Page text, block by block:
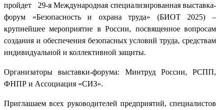
пройдет 29-я Международная специализированная выставка-
форум «Безопасность и охрана труда» (БИОТ 2025) –
крупнейшее мероприятие в России, посвященное вопросам
создания и обеспечения безопасных условий труда, средствам
индивидуальной и коллективной защиты.
Организаторы выставки-форума: Минтруд России, РСПП,
ФНПР и Ассоциация «СИЗ».
Приглашаем всех руководителей предприятий, специалистов